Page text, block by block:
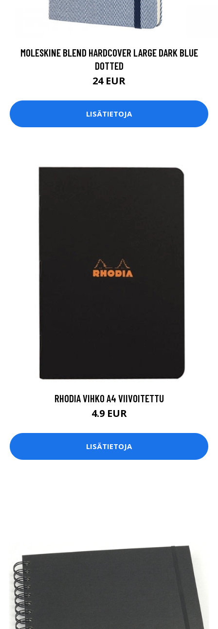
MOLESKINE BLEND HARDCOVER LARGE DARK BLUE
DOTTED
24 EUR
LISÄTIETOJA
RHODIA VIHKO A4 VIIVOITETTU
4.9 EUR
LISÄTIETOJA